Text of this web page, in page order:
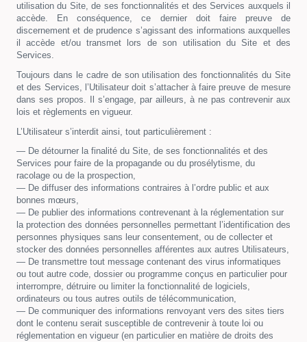
utilisation du Site, de ses fonctionnalités et des Services auxquels il
accède. En conséquence, ce dernier doit faire preuve de
discernement et de prudence s’agissant des informations auxquelles
il accède et/ou transmet lors de son utilisation du Site et des
Services.
Toujours dans le cadre de son utilisation des fonctionnalités du Site
et des Services, l’Utilisateur doit s’attacher à faire preuve de mesure
dans ses propos. Il s’engage, par ailleurs, à ne pas contrevenir aux
lois et règlements en vigueur.
L’Utilisateur s’interdit ainsi, tout particulièrement :
— De détourner la finalité du Site, de ses fonctionnalités et des
Services pour faire de la propagande ou du prosélytisme, du
racolage ou de la prospection,
— De diffuser des informations contraires à l’ordre public et aux
bonnes mœurs,
— De publier des informations contrevenant à la réglementation sur
la protection des données personnelles permettant l’identification des
personnes physiques sans leur consentement, ou de collecter et
stocker des données personnelles afférentes aux autres Utilisateurs,
— De transmettre tout message contenant des virus informatiques
ou tout autre code, dossier ou programme conçus en particulier pour
interrompre, détruire ou limiter la fonctionnalité de logiciels,
ordinateurs ou tous autres outils de télécommunication,
— De communiquer des informations renvoyant vers des sites tiers
dont le contenu serait susceptible de contrevenir à toute loi ou
réglementation en vigueur (en particulier en matière de droits des